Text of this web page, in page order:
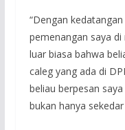
“Dengan
pemenangan saya
luar biasa bahwa
caleg yang ada di
beliau berpesan
bukan hanya